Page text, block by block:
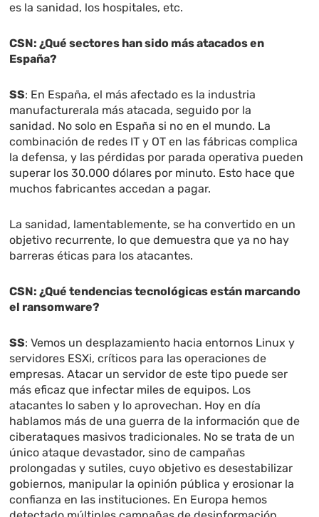
es la sanidad, los hospitales, etc.
CSN: ¿Qué sectores han sido más atacados en
España?
SS: En España, el más afectado es la industria
manufacturerala más atacada, seguido por la
sanidad. No solo en España si no en el mundo. La
combinación de redes IT y OT en las fábricas complica
la defensa, y las pérdidas por parada operativa pueden
superar los 30.000 dólares por minuto. Esto hace que
muchos fabricantes accedan a pagar.
La sanidad, lamentablemente, se ha convertido en un
objetivo recurrente, lo que demuestra que ya no hay
barreras éticas para los atacantes.
CSN: ¿Qué tendencias tecnológicas están marcando
el ransomware?
SS: Vemos un desplazamiento hacia entornos Linux y
servidores ESXi, críticos para las operaciones de
empresas. Atacar un servidor de este tipo puede ser
más eficaz que infectar miles de equipos. Los
atacantes lo saben y lo aprovechan. Hoy en día
hablamos más de una guerra de la información que de
ciberataques masivos tradicionales. No se trata de un
único ataque devastador, sino de campañas
prolongadas y sutiles, cuyo objetivo es desestabilizar
gobiernos, manipular la opinión pública y erosionar la
confianza en las instituciones. En Europa hemos